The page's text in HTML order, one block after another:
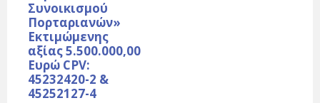
Συνοικισμού
Πορταριανών»
Εκτιμώμενης
αξίας 5.500.000,00
Ευρώ CPV:
45232420-2 &
45252127-4